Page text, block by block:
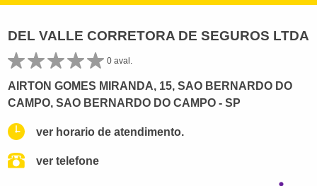
DEL VALLE CORRETORA DE SEGUROS LTDA
0 aval.
AIRTON GOMES MIRANDA, 15, SAO BERNARDO DO
CAMPO, SAO BERNARDO DO CAMPO - SP
ver horario de atendimento.
ver telefone